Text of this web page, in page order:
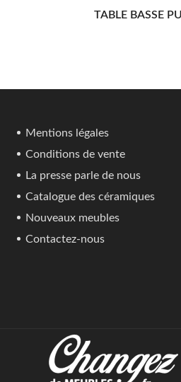
TABLE BASSE
Mentions légales
Conditions de vente
La presse parle de nous
Catalogue des céramiques
Nouveaux meubles
Contactez-nous